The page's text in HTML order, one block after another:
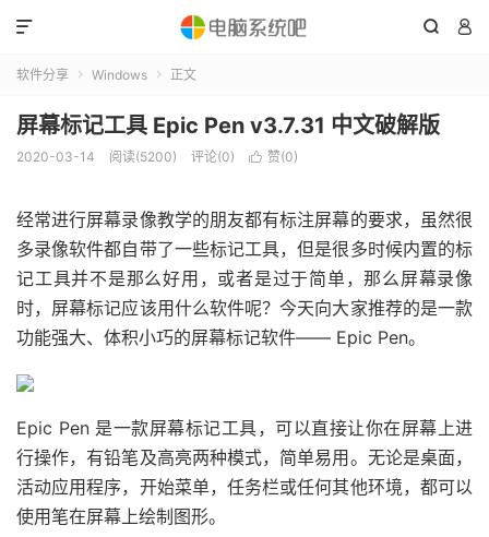
 

软件分享  Windows  正文
屏幕标记工具 Epic Pen v3.7.31 中文破解版
2020-03-14 阅读(5200) 评论(0)  赞(0)
经常进行屏幕录像教学的朋友都有标注屏幕的要求，虽然很
多录像软件都自带了一些标记工具，但是很多时候内置的标
记工具并不是那么好用，或者是过于简单，那么屏幕录像
时，屏幕标记应该用什么软件呢？今天向大家推荐的是一款
功能强大、体积小巧的屏幕标记软件—— Epic Pen。
Epic Pen 是一款屏幕标记工具，可以直接让你在屏幕上进
行操作，有铅笔及高亮两种模式，简单易用。无论是桌面，
活动应用程序，开始菜单，任务栏或任何其他环境，都可以
使用笔在屏幕上绘制图形。